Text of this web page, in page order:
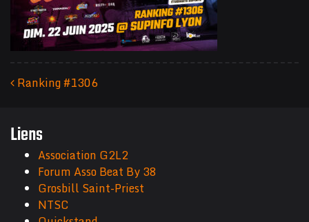
Ranking #1306
Liens
Association G2L2
Forum Asso Beat By 38
Grosbill Saint-Priest
NTSC